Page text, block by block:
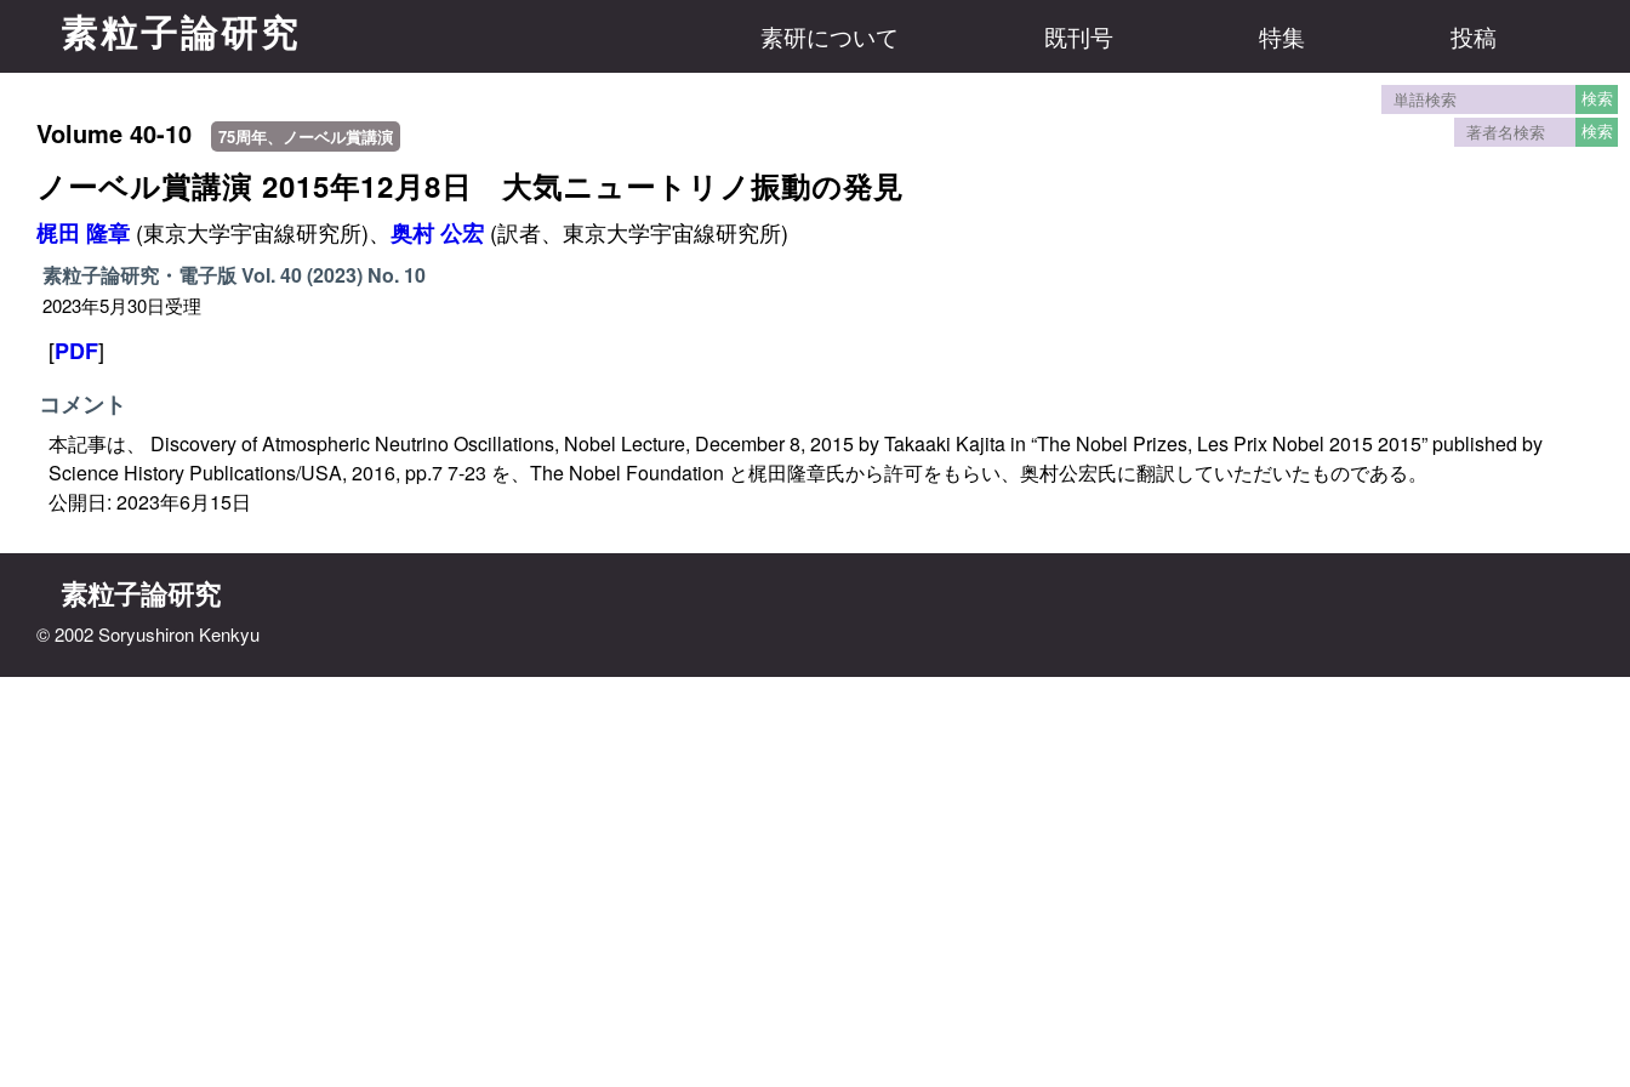
素粒子論研究 素研について 既刊号 特集 投稿
Volume 40-10 75周年、ノーベル賞講演
ノーベル賞講演 2015年12月8日 大気ニュートリノ振動の発見
梶田 隆章 (東京大学宇宙線研究所)、 奥村 公宏 (訳者、東京大学宇宙線研究所)
素粒子論研究・電子版 Vol. 40 (2023) No. 10
2023年5月30日受理
[PDF]
コメント
本記事は、 Discovery of Atmospheric Neutrino Oscillations, Nobel Lecture, December 8, 2015 by Takaaki Kajita in “The Nobel Prizes, Les Prix Nobel 2015 2015” published by
Science History Publications/USA, 2016, pp.7 7-23 を、The Nobel Foundation と梶田隆章氏から許可をもらい、奥村公宏氏に翻訳していただいたものである。
公開日: 2023年6月15日
素粒子論研究
© 2002 Soryushiron Kenkyu